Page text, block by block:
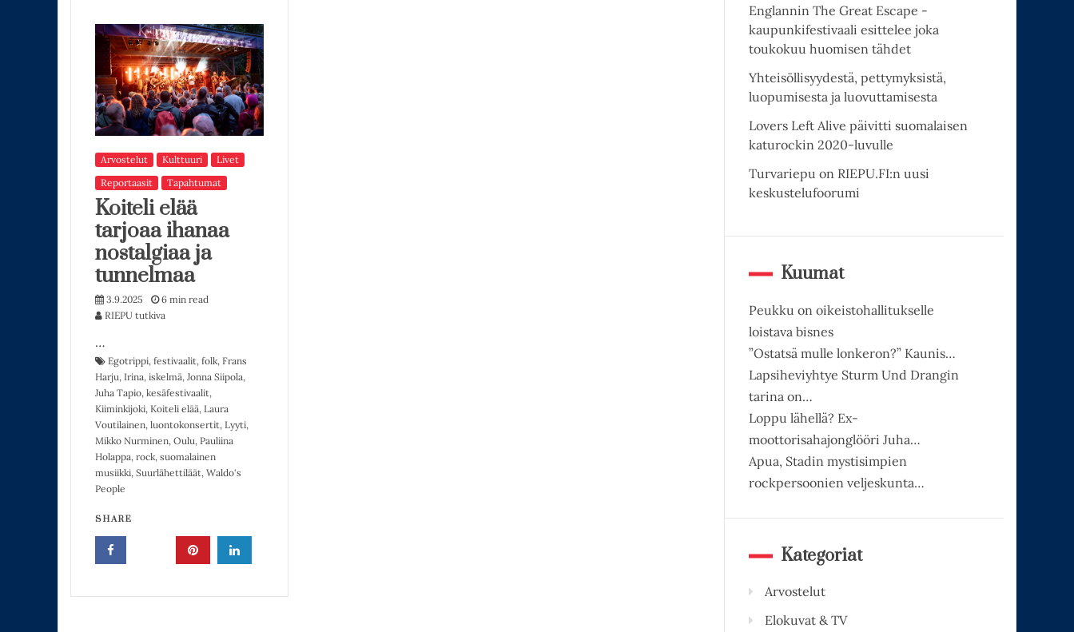
Arvostelut Kulttuuri
Livet
Reportaasit
Tapahtumat
Koiteli elää
tarjoaa ihanaa
nostalgiaa ja
tunnelmaa
3.9.2025
6 min read
RIEPU tutkiva
…
Egotrippi, festivaalit, folk, Frans
Harju, Irina, iskelmä, Jonna Siipola,
Juha Tapio, kesäfestivaalit,
Kiiminkijoki, Koiteli elää, Laura
Voutilainen, luontokonsertit, Lyyti,
Mikko Nurminen, Oulu, Pauliina
Holappa, rock, suomalainen
musiikki, Suurlähettiläät, Waldo's
People
SHARE
Englannin The Great Escape -
kaupunkifestivaali esittelee joka
toukokuu huomisen tähdet
Yhteisöllisyydestä, pettymyksistä,
luopumisesta ja luovuttamisesta
Lovers Left Alive päivitti suomalaisen
katurockin 2020-luvulle
Turvariepu on RIEPU.FI:n uusi
keskustelufoorumi
Kuumat
Peukku on oikeistohallitukselle
loistava bisnes
”Ostatsä mulle lonkeron?” Kaunis…
Lapsiheviyhtye Sturm Und Drangin
tarina on…
Loppu lähellä? Ex-
moottorisahajonglööri Juha…
Apua, Stadin mystisimpien
rockpersoonien veljeskunta…
Kategoriat
Arvostelut
Elokuvat & TV